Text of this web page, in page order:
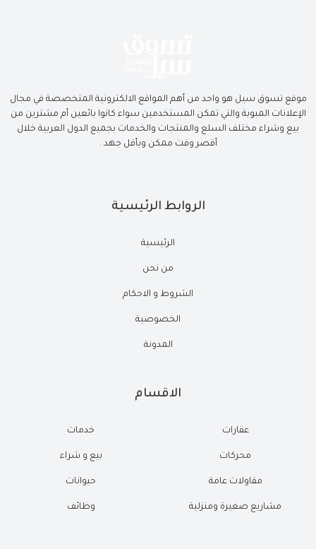
موقع تسوق سيل هو واحد من أهم المواقع الالكترونية المتخصصة في مجال
الإعلانات المبوبة والتي تمكن المستخدمين سواء كانوا بائعين أم مشترين من
بيع وشراء مختلف السلع والمنتجات والخدمات بجميع الدول العربية خلال
أقصر وقت ممكن وبأقل جهد .
الروابط الرئيسية
الرئيسية
من نحن
الشروط و الاحكام
الخصوصية
المدونة
الاقسام
عقارات
محركات
مقاولات عامة
مشاريع صغيرة ومنزلية
خدمات
بيع و شراء
حيوانات
وظائف